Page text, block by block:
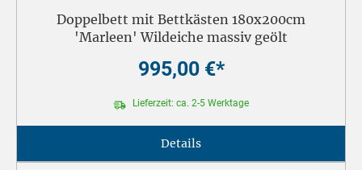
Doppelbett mit Bettkästen 180x200cm
'Marleen' Wildeiche massiv geölt
995,00 €*
Lieferzeit: ca. 2-5 Werktage
Details